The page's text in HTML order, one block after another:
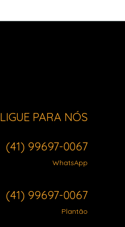
LIGUE PARA NÓS
(41) 99697-0067
WhatsApp
(41) 99697-0067
Plantão